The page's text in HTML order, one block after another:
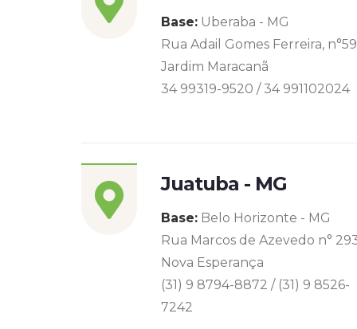
Base: Uberaba - MG
Rua Adail Gomes Ferreira,
Jardim Maracanã
34 99319-9520 / 34 991102024
Juatuba - MG
Base: Belo Horizonte - MG
Rua Marcos de Azevedo n°
Nova Esperança
(31) 9 8794-8872 / (31) 9 8526-
7242